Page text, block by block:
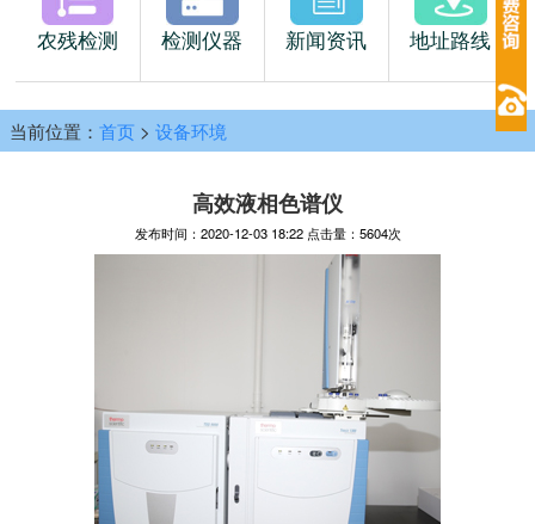
农残检测 检测仪器 新闻资讯 地址路线
当前位置： 首页 > 设备环境
高效液相色谱仪
发布时间：2020-12-03 18:22 点击量：5604次